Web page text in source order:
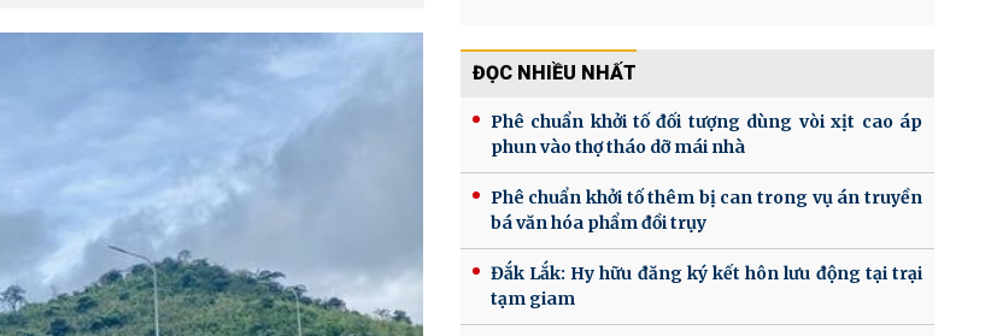
ĐỌC NHIỀU NHẤT
Phê chuẩn khởi tố đối tượng dùng vòi xịt cao áp
phun vào thợ tháo dỡ mái nhà
Phê chuẩn khởi tố thêm bị can trong vụ án truyền
bá văn hóa phẩm đồi trụy
Đắk Lắk: Hy hữu đăng ký kết hôn lưu động tại trại
tạm giam